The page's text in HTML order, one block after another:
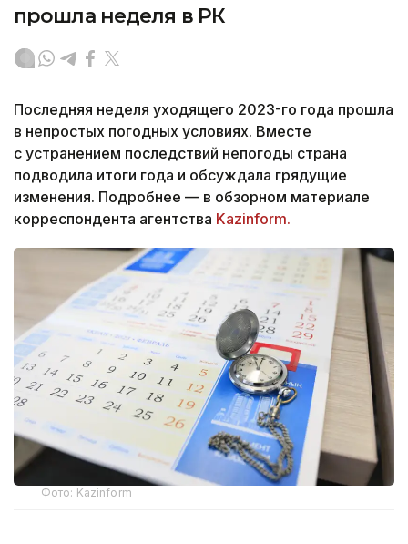
прошла неделя в РК
Последняя неделя уходящего 2023-го года прошла
в непростых погодных условиях. Вместе
с устранением последствий непогоды страна
подводила итоги года и обсуждала грядущие
изменения. Подробнее — в обзорном материале
корреспондента агентства Kazinform.
Фото: Kazinform